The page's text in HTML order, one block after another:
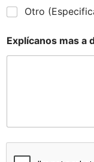
Otro
Explícanos mas a